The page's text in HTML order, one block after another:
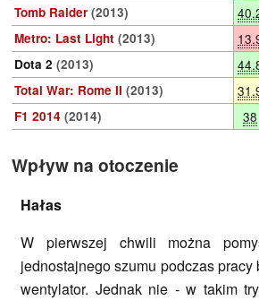
Tomb Raider (2013)
Metro: Last Light (2013)
Dota 2 (2013)
Total War: Rome II (2013)
F1 2014 (2014) 38
Wpływ na otoczenie
Hałas
W pierwszej chwili można
jednostajnego szumu podczas
wentylator. Jednak nie - w takim